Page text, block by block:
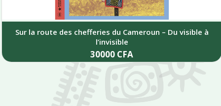
Sur la route des chefferies du Cameroun – Du visible à
l’invisible
30000 CFA